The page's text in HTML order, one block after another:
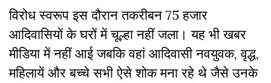
विरोध स्वरूप इस दौरान तकरीबन 75 हजार
आदिवासियों के घरों में चूल्हा नहीं जला। यह भी खबर
मीडिया में नहीं आई जबकि वहां आदिवासी नवयुवक, वृद्ध,
महिलायें औरबच्चे सभी ऐसे शोक मना रहे थे जैसे उनके